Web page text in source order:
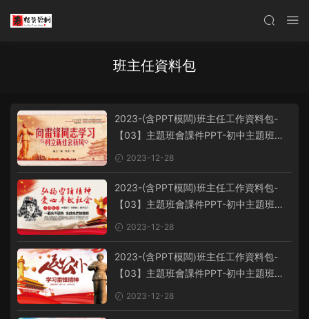
班主任資料包
2023-(含PPT模闆)班主任工作資料包-
【03】主題班會課件PPT-初中主題班會
課件-學習雷鋒主題班會PPT課件-學習雷
2023-12-28
2023-(含PPT模闆)班主任工作資料包-
【03】主題班會課件PPT-初中主題班會
課件-學習雷鋒主題班會PPT課件-學習雷
2023-12-28
2023-(含PPT模闆)班主任工作資料包-
【03】主題班會課件PPT-初中主題班會
課件-學習雷鋒主題班會PPT課件-學習雷
2023-12-28